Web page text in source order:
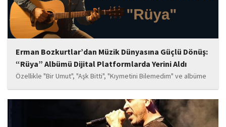
Erman Bozkurtlar’dan Müzik Dünyasına Güçlü Dönüş:
“Rüya” Albümü Dijital Platformlarda Yerini Aldı
Özellikle "Bir Umut", "Aşk Bitti", "Kıymetini Bilemedim" ve albüme
adını veren "Rüya" parçalarının kısa süre içerisinde öne çıkan
eserler arasında yer alması bekleniyor. Albüm, sanatçının önceki
çalışmalarına göre daha olgun,...